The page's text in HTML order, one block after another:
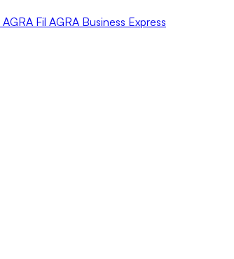
AGRA Fil AGRA Business Express